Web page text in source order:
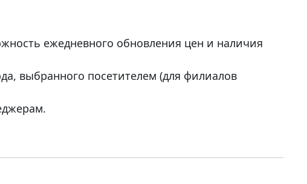
ежедневного обновления цен и наличия
выбранного посетителем (для филиалов